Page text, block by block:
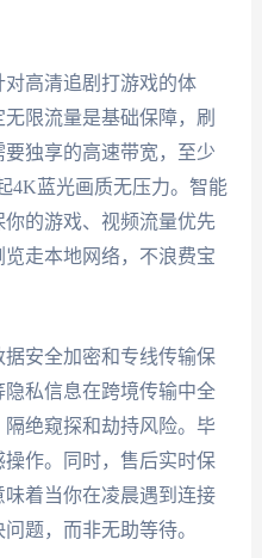
高清追剧打游戏的体
限流量是基础保障，刷
独享的高速带宽，至少
4K蓝光画质无压力。智能
的游戏、视频流量优先
走本地网络，不浪费宝
安全加密和专线传输保
私信息在跨境传输中全
绝窥探和劫持风险。毕
作。同时，售后实时保
着当你在凌晨遇到连接
题，而非无助等待。